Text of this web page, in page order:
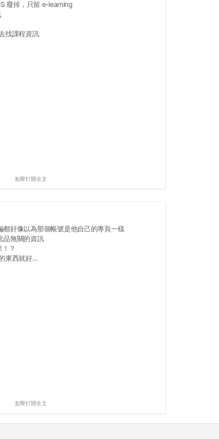
廢掉，只留 e-learning
找課程資訊
點擊打開全文
好像以為那個帳號是他自己的專頁一樣
品無關的資訊
？
東西就好...
點擊打開全文